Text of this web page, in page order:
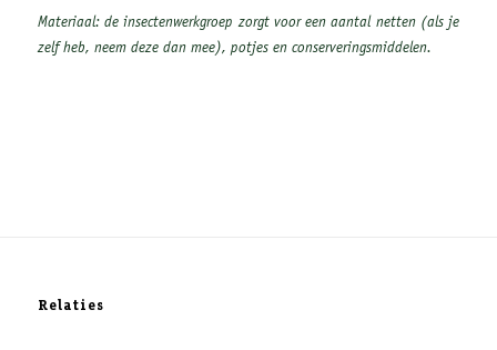
Materiaal: de insectenwerkgroep zorgt voor een aantal netten (als je
zelf heb, neem deze dan mee), potjes en conserveringsmiddelen.
Relaties